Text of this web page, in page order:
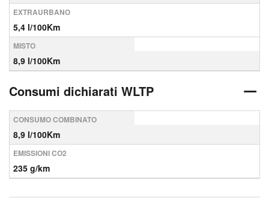
EXTRAURBANO
5,4 l/100Km
MISTO
8,9 l/100Km
Consumi dichiarati WLTP
CONSUMO COMBINATO
8,9 l/100Km
EMISSIONI CO2
235 g/km